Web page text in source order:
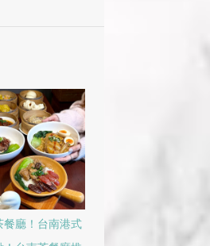
1
1
2
1
廳！台南港式